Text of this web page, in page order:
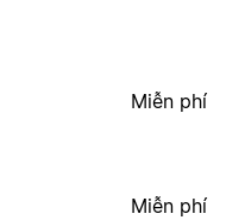
Miễn phí
Miễn phí